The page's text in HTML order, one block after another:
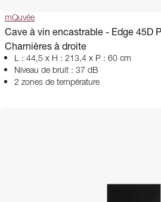
mQuvée
Cave à vin encastrable - Edge 45D
Charnières à droite
L : 44,5 x H : 213,4 x P : 60 cm
Niveau de bruit : 37 dB
2 zones de température